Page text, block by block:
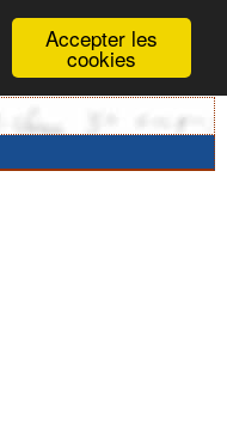
Accepter les
cookies